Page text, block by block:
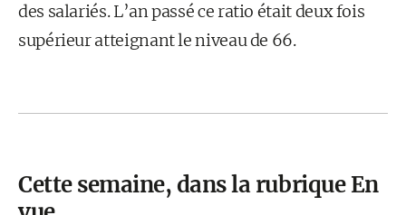
des salariés. L’an passé ce ratio était deux fois
supérieur atteignant le niveau de 66.
Cette semaine, dans la rubrique En